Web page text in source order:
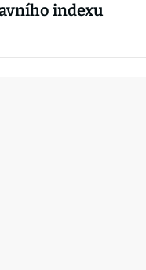
indexu